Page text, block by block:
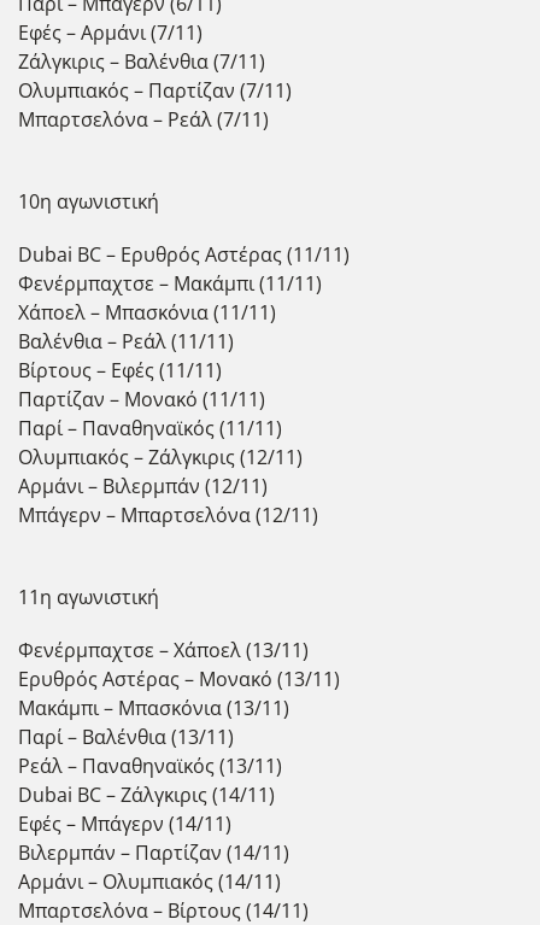
Εφές – Αρμάνι (7/11)
Ζάλγκιρις – Βαλένθια (7/11)
Ολυμπιακός – Παρτίζαν (7/11)
Μπαρτσελόνα – Ρεάλ (7/11)
10η αγωνιστική
Dubai BC – Ερυθρός Αστέρας (11/11)
Φενέρμπαχτσε – Μακάμπι (11/11)
Χάποελ – Μπασκόνια (11/11)
Βαλένθια – Ρεάλ (11/11)
Βίρτους – Εφές (11/11)
Παρτίζαν – Μονακό (11/11)
Παρί – Παναθηναϊκός (11/11)
Ολυμπιακός – Ζάλγκιρις (12/11)
Αρμάνι – Βιλερμπάν (12/11)
Μπάγερν – Μπαρτσελόνα (12/11)
11η αγωνιστική
Φενέρμπαχτσε – Χάποελ (13/11)
Ερυθρός Αστέρας – Μονακό (13/11)
Μακάμπι – Μπασκόνια (13/11)
Παρί – Βαλένθια (13/11)
Ρεάλ – Παναθηναϊκός (13/11)
Dubai BC – Ζάλγκιρις (14/11)
Εφές – Μπάγερν (14/11)
Βιλερμπάν – Παρτίζαν (14/11)
Αρμάνι – Ολυμπιακός (14/11)
Μπαρτσελόνα – Βίρτους (14/11)